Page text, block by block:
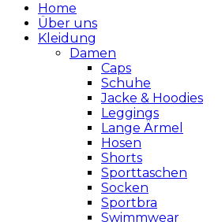
Home
Über uns
Kleidung
Damen
Caps
Schuhe
Jacke & Hoodies
Leggings
Lange Ärmel
Hosen
Shorts
Sporttaschen
Socken
Sportbra
Swimmwear